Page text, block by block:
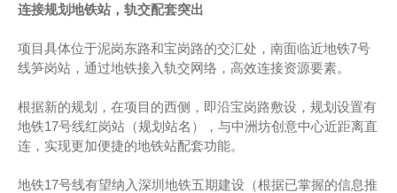
连接规划地铁站，轨交配套突出
项目具体位于泥岗东路和宝岗路的交汇处，南面临近地铁7号
线笋岗站，通过地铁接入轨交网络，高效连接资源要素。
根据新的规划，在项目的西侧，即沿宝岗路敷设，规划设置有
地铁17号线红岗站（规划站名），与中洲坊创意中心近距离直
连，实现更加便捷的地铁站配套功能。
地铁17号线有望纳入深圳地铁五期建设（根据已掌握的信息推